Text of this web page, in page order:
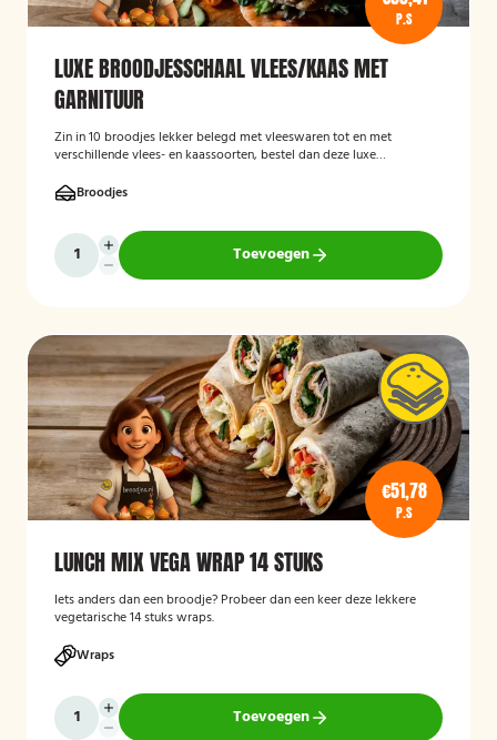
P.S
LUXE BROODJESSCHAAL VLEES/KAAS MET
GARNITUUR
Zin in 10 broodjes lekker belegd met vleeswaren tot en met
verschillende vlees- en kaassoorten, bestel dan deze luxe
Broodjes
Toevoegen
€51,78
P.S
LUNCH MIX VEGA WRAP 14 STUKS
Iets anders dan een broodje? Probeer dan een keer deze lekkere
vegetarische 14 stuks wraps.
Wraps
Toevoegen